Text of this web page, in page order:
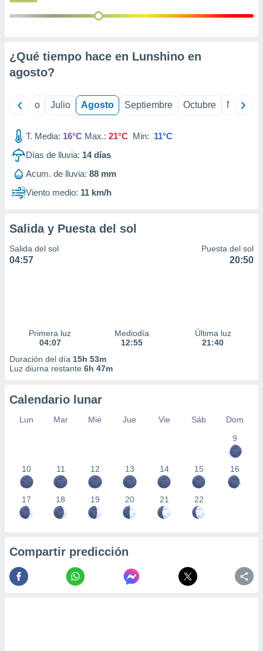
mediante
publicidad
publicidad
1199
¿Qué tiempo hace en Lunshino en
agosto?
Junio Julio Agosto Septiembre Octubre
T. Media: 16°C Max.: 21°C Min: 11°C
Días de lluvia: 14días
Acum. de lluvia: 88 mm
Viento medio: 11 km/h
Salida y Puesta del sol
Salida del sol
04:57
Puesta del sol
20:50
Primera luz
04:07
Mediodía
12:55
Última luz
21:40
Duración del día 15h 53m
Luz diurna restante 6h 47m
Calendario lunar
Lun Mar Mié Jue Vie Sáb
Dom
9
10 11 12 13 14 15 16
17 18 19 20 21 22
Compartir predicción